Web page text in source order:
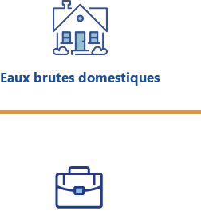
Eaux brutes domestiques